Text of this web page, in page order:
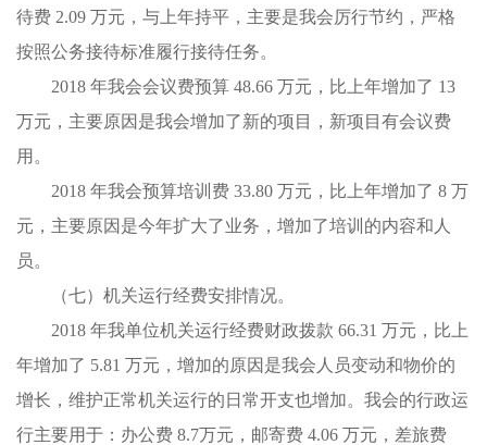
待费 2.09 万元，与上年持平，主要是我会厉行节约，严格
按照公务接待标准履行接待任务。
2018 年我会会议费预算 48.66 万元，比上年增加了 13
万元，主要原因是我会增加了新的项目，新项目有会议费
用。
2018 年我会预算培训费 33.80 万元，比上年增加了 8 万
元，主要原因是今年扩大了业务，增加了培训的内容和人
员。
（七）机关运行经费安排情况。
2018 年我单位机关运行经费财政拨款 66.31 万元，比上
年增加了 5.81 万元，增加的原因是我会人员变动和物价的
增长，维护正常机关运行的日常开支也增加。我会的行政运
行主要用于：办公费 8.7万元，邮寄费 4.06 万元，差旅费